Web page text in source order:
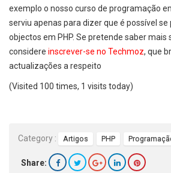
exemplo o nosso curso de programação
serviu apenas para dizer que é possível
objectos em PHP. Se pretende saber mais
considere inscrever-se no Techmoz, que
actualizações a respeito
(Visited 100 times, 1 visits today)
Category : Artigos PHP
Share: